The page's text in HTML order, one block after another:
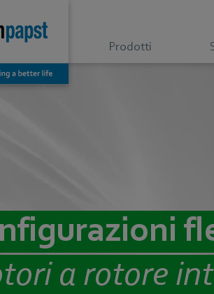
Prodotti
a rotore